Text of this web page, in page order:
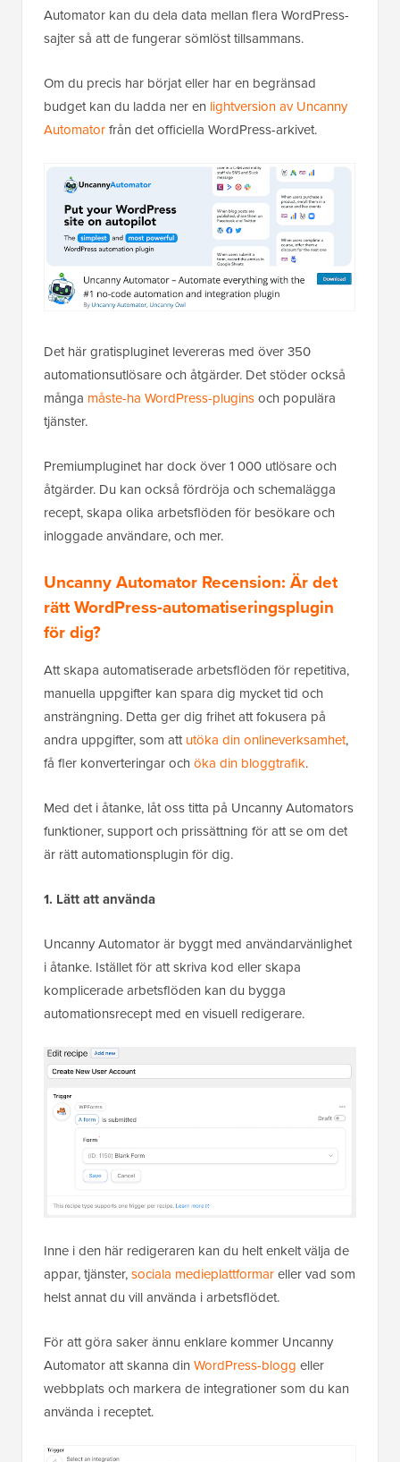
Automator kan du dela data mellan flera WordPress-
sajter så att de fungerar sömlöst tillsammans.
Om du precis har börjat eller har en begränsad
budget kan du ladda ner en lightversion av Uncanny
Automatorfrån det officiella WordPress-arkivet.
Det här gratispluginet levereras med över 350
automationsutlösare och åtgärder. Det stöder också
många måste-ha WordPress-pluginsoch populära
tjänster.
Premiumpluginet har dock över 1 000 utlösare och
åtgärder. Du kan också fördröja och schemalägga
recept, skapa olika arbetsflöden för besökare och
inloggade användare, och mer.
Uncanny Automator Recension: Är det
rätt WordPress-automatiseringsplugin
för dig?
Att skapa automatiserade arbetsflöden för repetitiva,
manuella uppgifter kan spara dig mycket tid och
ansträngning. Detta ger dig frihet att fokusera på
andra uppgifter, som attutöka din onlineverksamhet,
få fler konverteringar ochöka din bloggtrafik.
Med det i åtanke, låt oss titta på Uncanny Automators
funktioner, support och prissättning för att se om det
är rätt automationsplugin för dig.
1. Lätt att använda
Uncanny Automator är byggt med användarvänlighet
i åtanke. Istället för att skriva kod eller skapa
komplicerade arbetsflöden kan du bygga
automationsrecept med en visuell redigerare.
Inne i den här redigeraren kan du helt enkelt välja de
appar, tjänster,sociala medieplattformareller vad som
helst annat du vill använda i arbetsflödet.
För att göra saker ännu enklare kommer Uncanny
Automator att skanna din WordPress-blogg eller
webbplats och markera de integrationer som du kan
använda i receptet.